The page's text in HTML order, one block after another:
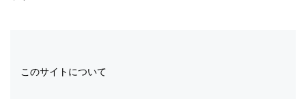
このサイトについて